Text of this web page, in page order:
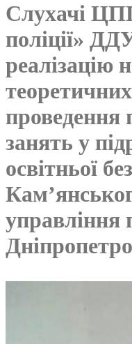
Слухачі
поліції»
реалізацію
проведення
занять у
освітньої
управління